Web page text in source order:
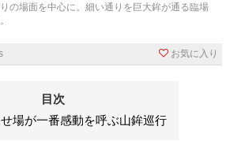
の場面を中心に。細い通りを巨大鉾が通る臨場
お気に入り
目次
場が一番感動を呼ぶ山鉾巡行